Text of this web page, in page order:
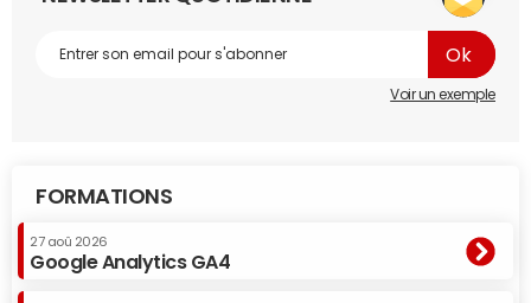
Voir un exemple
FORMATIONS
27 aoû 2026
Google Analytics GA4